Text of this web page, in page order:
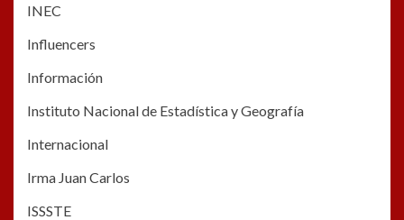
INEC
Influencers
Información
Instituto Nacional de Estadística y Geografía
Internacional
Irma Juan Carlos
ISSSTE